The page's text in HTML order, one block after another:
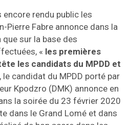
encore rendu public les
Pierre Fabre annonce dans la
sur la base des
« les premières
les candidats du MPDD et
le candidat du MPDD porté par
Kpodzro (DMK) annonce en
la soirée du 23 février 2020
dans le Grand Lomé et dans